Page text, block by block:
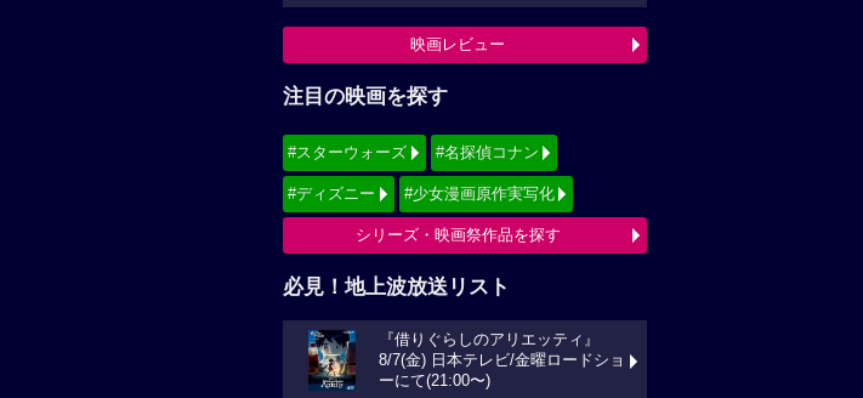
映画レビュー
注目の映画を探す
#スターウォーズ #名探偵コナン
#ディズニー #少女漫画原作実写化
シリーズ・映画祭作品を探す
必見！地上波放送リスト
『借りぐらしのアリエッティ』
8/7(金) 日本テレビ/金曜ロードショ
ーにて(21:00〜)